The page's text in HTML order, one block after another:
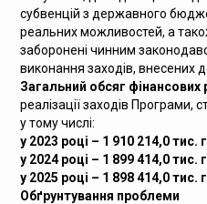
субвенцій з державного
реальних можливостей, а
заборонені чинним
виконання заходів, внесених
Загальний обсяг фінансових
реалізації заходів Програми,
у тому числі:
у 2023 році – 1 910 214,0 тис.
у 2024 році – 1 899 414,0 тис.
у 2025 році – 1 898 414,0 тис.
Обґрунтування проблеми